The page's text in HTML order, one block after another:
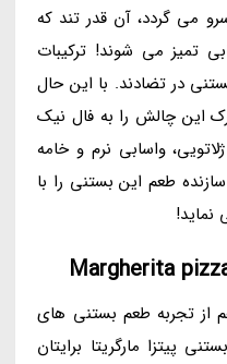
می گردد، آن قدر تند که
تمیز می شوند! ترکیبات
در تضادند. با این حال
این چالش را به فال نیک
واسابی نرم و خامه
طعم این بستنی را با
از تجربه طعم بستنی های
پیتزا مارگریتا برایتان